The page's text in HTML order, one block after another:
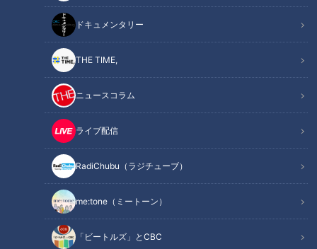
ドキュメンタリー
THE TIME,
ニュースコラム
ライブ配信
RadiChubu（ラジチューブ）
me:tone（ミートーン）
「ビートルズ」とCBC
記事に戻る
この記事を見たあなたへのおすすめ